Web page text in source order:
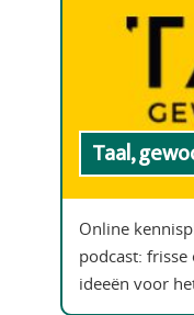
Taal,
Online
podcast:
ideeën voor